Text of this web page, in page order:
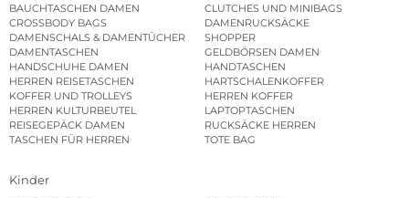
BAUCHTASCHEN DAMEN
CLUTCHES UND MINIBAGS
CROSSBODY BAGS
DAMENRUCKSÄCKE
DAMENSCHALS & DAMENTÜCHER
SHOPPER
DAMENTASCHEN
GELDBÖRSEN DAMEN
HANDSCHUHE DAMEN
HANDTASCHEN
HERREN REISETASCHEN
HARTSCHALENKOFFER
KOFFER UND TROLLEYS
HERREN KOFFER
HERREN KULTURBEUTEL
LAPTOPTASCHEN
REISEGEPÄCK DAMEN
RUCKSÄCKE HERREN
TASCHEN FÜR HERREN
TOTE BAG
Kinder